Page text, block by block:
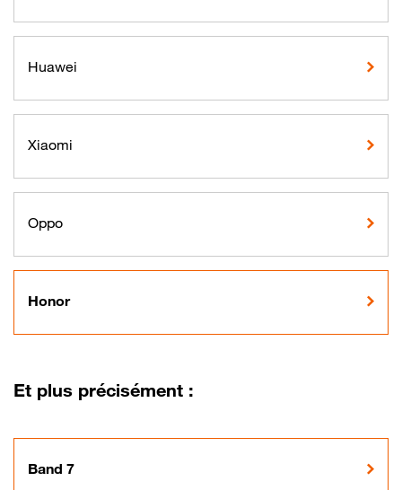
Huawei
Xiaomi
Oppo
Honor
Et plus précisément :
Band 7